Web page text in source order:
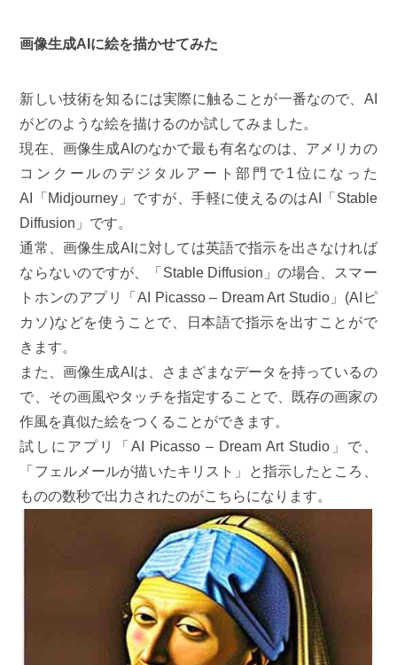
画像生成AIに絵を描かせてみた
新しい技術を知るには実際に触ることが一番なので、AI
がどのような絵を描けるのか試してみました。
現在、画像生成AIのなかで最も有名なのは、アメリカの
コンクールのデジタルアート部門で1位になった
AI「Midjourney」ですが、手軽に使えるのはAI「Stable
Diffusion」です。
通常、画像生成AIに対しては英語で指示を出さなければ
ならないのですが、「Stable Diffusion」の場合、スマー
トホンのアプリ「AI Picasso – Dream Art Studio」(AIピ
カソ)などを使うことで、日本語で指示を出すことがで
きます。
また、画像生成AIは、さまざまなデータを持っているの
で、その画風やタッチを指定することで、既存の画家の
作風を真似た絵をつくることができます。
試しにアプリ「AI Picasso – Dream Art Studio」で、
「フェルメールが描いたキリスト」と指示したところ、
ものの数秒で出力されたのがこちらになります。